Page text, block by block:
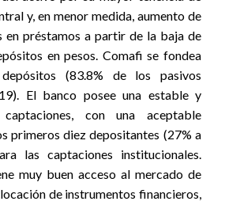
y, en menor medida, aumento de
en préstamos a partir de la baja de
en pesos. Comafi se fondea
(83.8% de los pasivos
El banco posee una estable y
con una aceptable
primeros diez depositantes (27% a
las captaciones institucionales.
muy buen acceso al mercado de
de instrumentos financieros,